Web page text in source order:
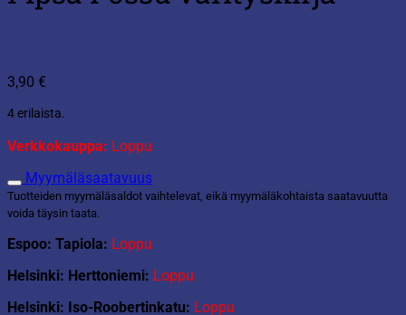
3,90 €
4 erilaista.
Verkkokauppa: Loppu
Myymäläsaatavuus
Tuotteiden myymäläsaldot vaihtelevat, eikä myymäläkohtaista saatavuutta
voida täysin taata.
Espoo: Tapiola: Loppu
Helsinki: Herttoniemi: Loppu
Helsinki: Iso-Roobertinkatu: Loppu